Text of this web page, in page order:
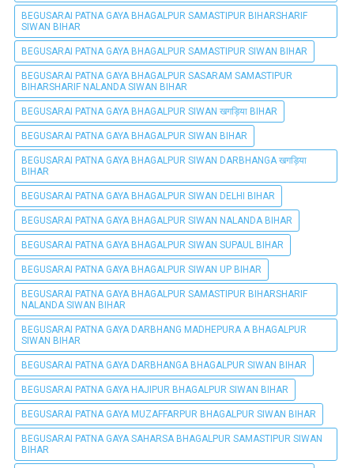
BEGUSARAI PATNA GAYA BHAGALPUR SAMASTIPUR BIHARSHARIF
SIWAN BIHAR
BEGUSARAI PATNA GAYA BHAGALPUR SAMASTIPUR SIWAN BIHAR
BEGUSARAI PATNA GAYA BHAGALPUR SASARAM SAMASTIPUR
BIHARSHARIF NALANDA SIWAN BIHAR
BEGUSARAI PATNA GAYA BHAGALPUR SIWAN खगड़िया BIHAR
BEGUSARAI PATNA GAYA BHAGALPUR SIWAN BIHAR
BEGUSARAI PATNA GAYA BHAGALPUR SIWAN DARBHANGA खगड़िया
BIHAR
BEGUSARAI PATNA GAYA BHAGALPUR SIWAN DELHI BIHAR
BEGUSARAI PATNA GAYA BHAGALPUR SIWAN NALANDA BIHAR
BEGUSARAI PATNA GAYA BHAGALPUR SIWAN SUPAUL BIHAR
BEGUSARAI PATNA GAYA BHAGALPUR SIWAN UP BIHAR
BEGUSARAI PATNA GAYA BHAGALPUR SAMASTIPUR BIHARSHARIF
NALANDA SIWAN BIHAR
BEGUSARAI PATNA GAYA DARBHANG MADHEPURA A BHAGALPUR
SIWAN BIHAR
BEGUSARAI PATNA GAYA DARBHANGA BHAGALPUR SIWAN BIHAR
BEGUSARAI PATNA GAYA HAJIPUR BHAGALPUR SIWAN BIHAR
BEGUSARAI PATNA GAYA MUZAFFARPUR BHAGALPUR SIWAN BIHAR
BEGUSARAI PATNA GAYA SAHARSA BHAGALPUR SAMASTIPUR SIWAN
BIHAR